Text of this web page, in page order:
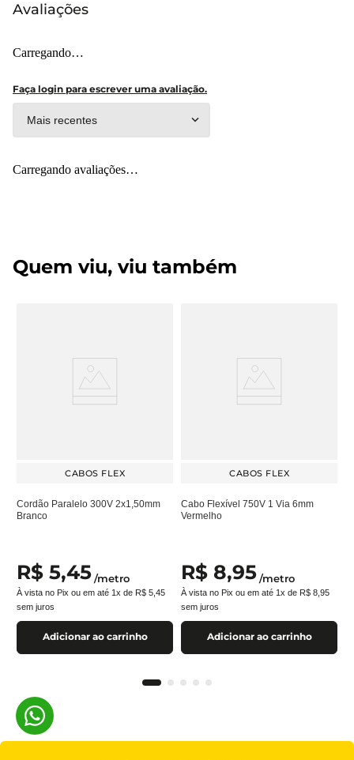
Avaliações
Carregando…
Faça login para escrever uma avaliação.
Mais recentes
Carregando avaliações…
Quem viu, viu também
CABOS FLEX
Cordão Paralelo 300V 2x1,50mm
Branco
R$ 5,45/metro
À vista no Pix ou em até 1x de R$ 5 45
sem juros
Adicionar ao carrinho
CABOS FLEX
Cabo Flexível 750V 1 Via 6mm
Vermelho
R$ 8,95/metro
À vista no Pix ou em até 1x de R$ 8 95
sem juros
Adicionar ao carrinho